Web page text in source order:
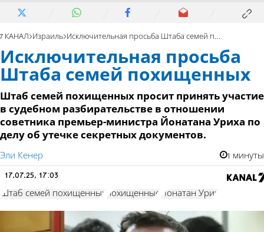
7 КАНАЛ Израиль Исключительная просьба Штаба семей похищенных
Исключительная просьба
Штаба семей похищенных
Штаб семей похищенных просит принять участие
в судебном разбирательстве в отношении
советника премьер-министра Йонатана Уриха по
делу об утечке секретных документов.
Эли Кенер 1 минуты
17.07.25, 17:03
Штаб семей похищенных похищенные Йонатан Урих